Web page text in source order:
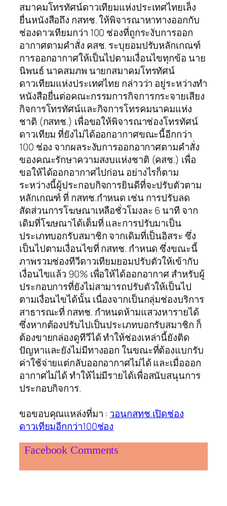
สมาคมโทรทัศน์ดาวเทียมแห่งประเทศไทยเล็ง
ยื่นหนังสือถึง กสทช. ให้พิจารณาหาทางออกกับ
ช่องดาวเทียมกว่า 100 ช่องที่ถูกระงับการออก
อากาศตามคำสั่ง คสช. ระบุยอมปรับหลักเกณฑ์
การออกอากาศให้เป็นไปตามเงื่อนไขทุกข้อ นาย
นิพนธ์ นาคสมภพ นายกสมาคมโทรทัศน์
ดาวเทียมแห่งประเทศไทย กล่าวว่า อยู่ระหว่างทำ
หนังสือยื่นต่อคณะกรรมการกิจการกระจายเสียง
กิจการโทรทัศน์และกิจการโทรคมนาคมแห่ง
ชาติ (กสทช.) เพื่อขอให้พิจารณาช่องโทรทัศน์
ดาวเทียม ที่ยังไม่ได้ออกอากาศขณะนี้อีกกว่า
100 ช่อง จากผลระงับการออกอากาศตามคำสั่ง
ของคณะรักษาความสงบแห่งชาติ (คสช.) เพื่อ
ขอให้ได้ออกอากาศไปก่อน อย่างไรก็ตาม
ระหว่างนี้ผู้ประกอบกิจการยินดีที่จะปรับตัวตาม
หลักเกณฑ์ ที่ กสทช.กำหนด เช่น การปรับลด
สัดส่วนการโฆษณาเหลือชั่วโมงละ 6 นาที จาก
เดิมที่โฆษณาได้เต็มที่ และการปรับมาเป็น
ประเภทบอกรับสมาชิก จากเดิมที่เป็นอิสระ ซึ่ง
เป็นไปตามเงื่อนไขที่ กสทช. กำหนด ซึ่งขณะนี้
ภาพรวมช่องทีวีดาวเทียมยอมปรับตัวให้เข้ากับ
เงื่อนไขแล้ว 90% เพื่อให้ได้ออกอากาศ สำหรับผู้
ประกอบการที่ยังไม่สามารถปรับตัวให้เป็นไป
ตามเงื่อนไขได้นั้น เนื่องจากเป็นกลุ่มช่องบริการ
สาธารณะที่ กสทช. กำหนดห้ามแสวงหารายได้
ซึ่งหากต้องปรับไปเป็นประเภทบอกรับสมาชิก ก็
ต้องขายกล่องดูทีวีได้ ทำให้ช่องเหล่านี้ยังติด
ปัญหาและยังไม่มีทางออก ในขณะที่ต้องแบกรับ
ค่าใช้จ่ายแต่กลับออกอากาศไม่ได้ และเมื่อออก
อากาศไม่ได้ ทำให้ไม่มีรายได้เพื่อสนับสนุนการ
ประกอบกิจการ.
ขอขอบคุณแหล่งที่มา : วอนกสทช.เปิดช่อง
ดาวเทียมอีกกว่า100ช่อง
Facebook Comments